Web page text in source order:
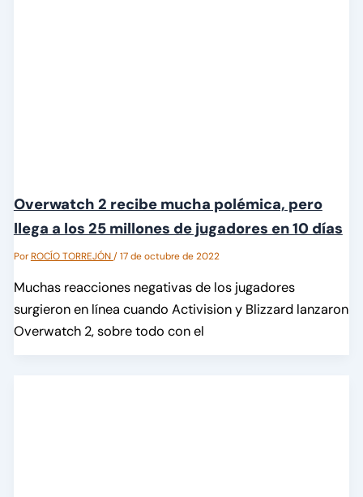
Overwatch 2 recibe mucha polémica, pero
llega a los 25 millones de jugadores en 10 días
PorROCÍO TORREJÓN/17 de octubre de 2022
Muchas reacciones negativas de los jugadores
surgieron en línea cuando Activision y Blizzard lanzaron
Overwatch 2, sobre todo con el